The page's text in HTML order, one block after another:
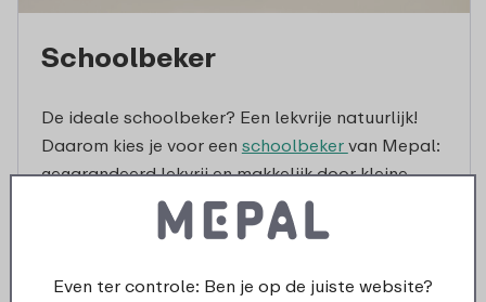
Schoolbeker
De ideale schoolbeker? Een lekvrije natuurlijk!
Daarom kies je voor een schoolbeker van Mepal:
gegarandeerd lekvrij en makkelijk door kleine
kinderhandjes te gebruiken.
Ontdek alle schoolbekers
Even ter controle: Ben je op de juiste website?